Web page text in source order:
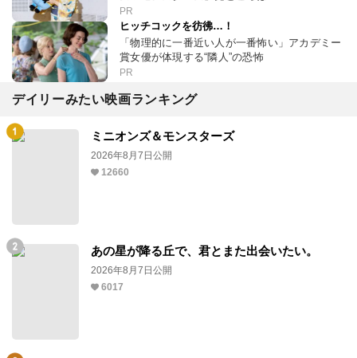
PR
ヒッチコックを彷彿…！
「物理的に一番近い人が一番怖い」アカデミー
賞女優が体現する“隣人”の恐怖
PR
デイリーみたい映画ランキング
ミニオンズ＆モンスターズ
2026年8月7日公開
12660
あの星が降る丘で、君とまた出会いたい。
2026年8月7日公開
6017